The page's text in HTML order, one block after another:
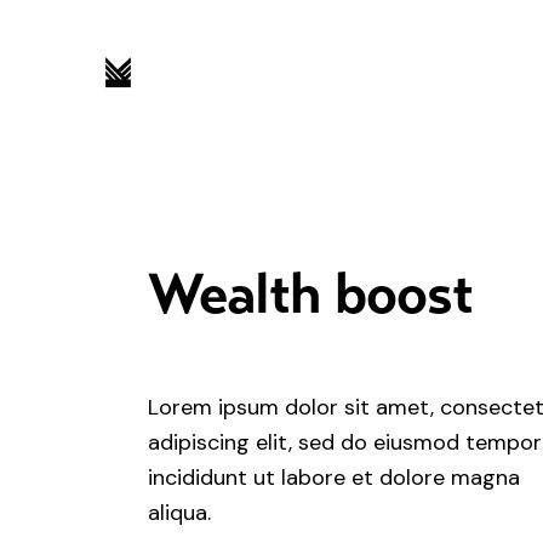
Wealth boost
Lorem ipsum dolor sit amet,
adipiscing elit, sed do eiusmod tempor
incididunt ut labore et dolore magna
aliqua.